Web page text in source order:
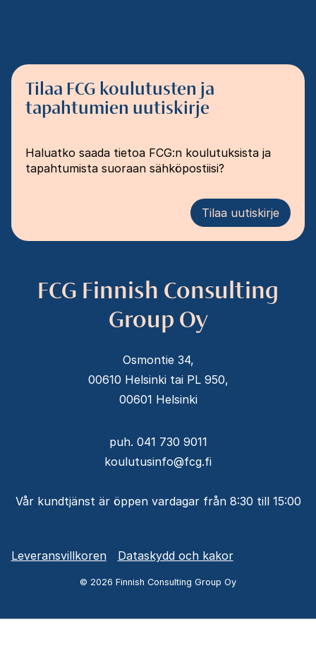
Tilaa FCG koulutusten ja
tapahtumien uutiskirje
Haluatko saada tietoa FCG:n koulutuksista ja
tapahtumista suoraan sähköpostiisi?
Tilaa uutiskirje
FCG Finnish Consulting
Group Oy
Osmontie 34,
00610 Helsinki tai PL 950,
00601 Helsinki
puh. 041 730 9011
koulutusinfo@fcg.fi
Vår kundtjänst är öppen vardagar från 8:30 till 15:00
Alavalikko
Leveransvillkoren Dataskydd och kakor
© 2026 Finnish Consulting Group Oy